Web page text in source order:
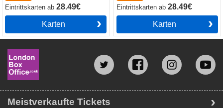
Eintrittskartenab28.49€
Karten
Eintrittskartenab28.49€
Karten
Meistverkaufte Tickets